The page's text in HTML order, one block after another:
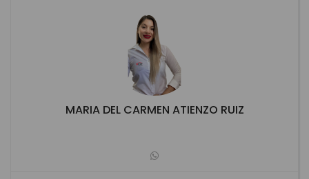
MARIA DEL CARMEN ATIENZO RUIZ